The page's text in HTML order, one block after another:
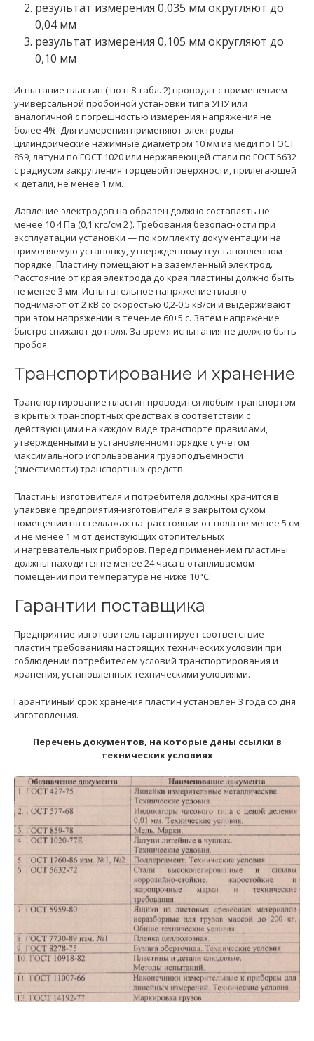
результат измерения 0,035 мм округляют до
0,04 мм
результат измерения 0,105 мм округляют до
0,10 мм
Испытание пластин ( по п.8 табл. 2) проводят с применением
универсальной пробойной установки типа УПУ или
аналогичной с погрешностью измерения напряжения не
более 4%. Для измерения применяют электроды
цилиндрические нажимные диаметром 10 мм из меди по ГОСТ
859, латуни по ГОСТ 1020 или нержавеющей стали по ГОСТ 5632
с радиусом закругления торцевой поверхности, прилегающей
к детали, не менее 1 мм.
Давление электродов на образец должно составлять не
менее 10 4 Па (0,1 кгс/см 2 ). Требования безопасности при
эксплуатации установки — по комплекту документации на
применяемую установку, утвержденному в установленном
порядке. Пластину помещают на заземленный электрод.
Расстояние от края электрода до края пластины должно быть
не менее 3 мм. Испытательное напряжение плавно
поднимают от 2 кВ со скоростью 0,2-0,5 кВ/си и выдерживают
при этом напряжении в течение 60±5 с. Затем напряжение
быстро снижают до ноля. За время испытания не должно быть
пробоя.
Транспортирование и хранение
Транспортирование пластин проводится любым транспортом
в крытых транспортных средствах в соответствии с
действующими на каждом виде транспорте правилами,
утвержденными в установленном порядке с учетом
максимального использования грузоподъемности
(вместимости) транспортных средств.
Пластины изготовителя и потребителя должны хранится в
упаковке предприятия-изготовителя в закрытом сухом
помещении на стеллажах на расстоянии от пола не менее 5 см
и не менее 1 м от действующих отопительных
и нагревательных приборов. Перед применением пластины
должны находится не менее 24 часа в отапливаемом
помещении при температуре не ниже 10°С.
Гарантии поставщика
Предприятие-изготовитель гарантирует соответствие
пластин требованиям настоящих технических условий при
соблюдении потребителем условий транспортирования и
хранения, установленных техническими условиями.
Гарантийный срок хранения пластин установлен 3 года со дня
изготовления.
Перечень документов, на которые даны ссылки в
технических условиях